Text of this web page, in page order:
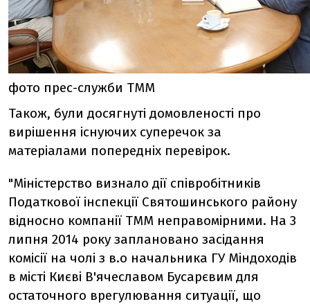
фото прес-служби ТММ
Також, були досягнуті домовленості про
вирішення існуючих суперечок за
матеріалами попередніх перевірок.
"Міністерство визнало дії співробітників
Податкової інспекції Святошинського району
відносно компанії ТММ неправомірними. На 3
липня 2014 року заплановано засідання
комісії на чолі з в.о начальника ГУ Міндоходів
в місті Києві В'ячеславом Бусарєвим для
остаточного врегулювання ситуації, що